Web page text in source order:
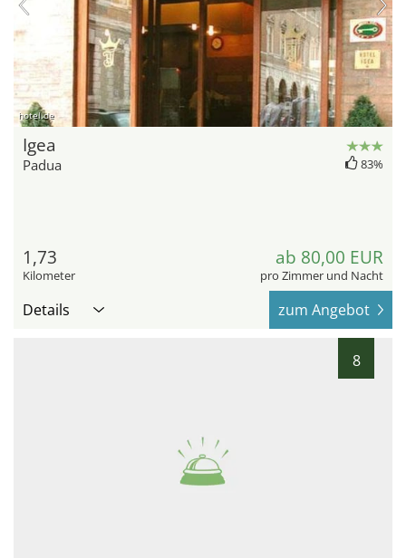
hotel.de
Igea
Padua 83%
1,73
Kilometer
ab 80,00 EUR
pro Zimmer und Nacht
Details zum Angebot
8